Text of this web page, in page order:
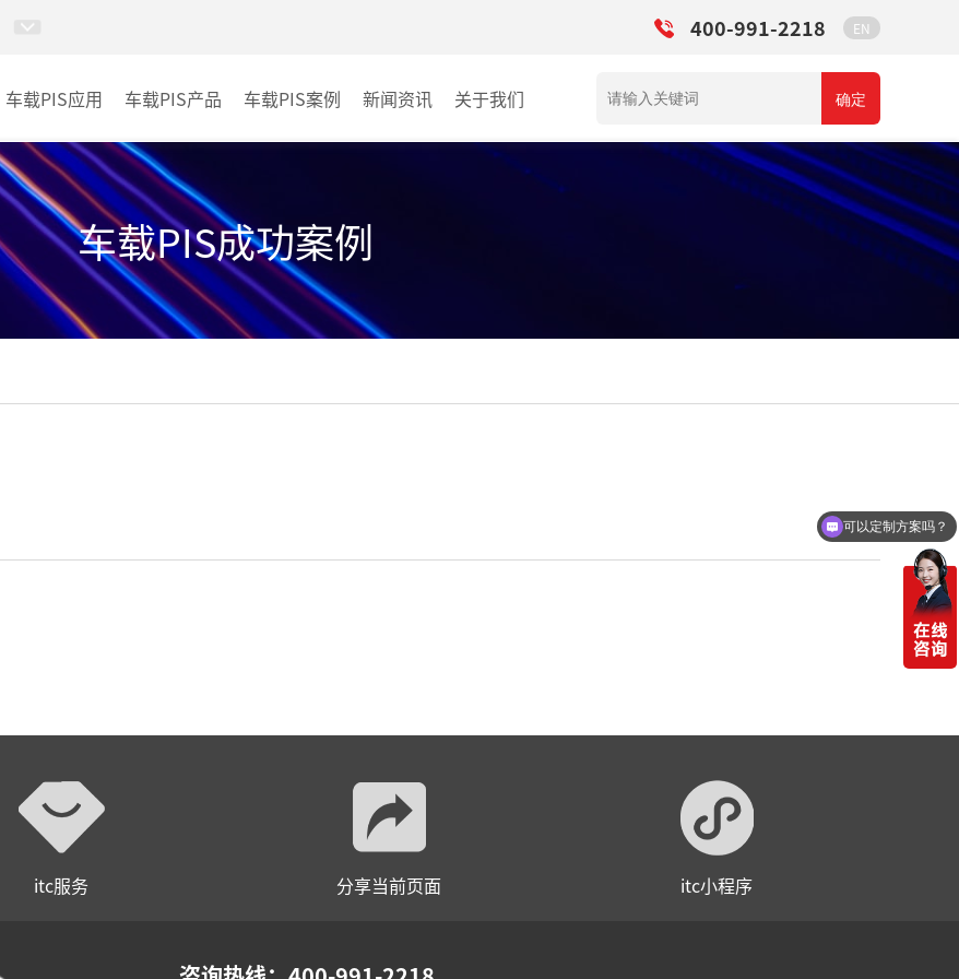
400-991-2218 EN
车载PIS应用 车载PIS产品
PIS系统
车载PIS案例
地铁
其它
新闻资讯 关于我们 确定
车载PIS成功案例
itc服务 分享当前页面 itc小程序
可以定制方案吗？